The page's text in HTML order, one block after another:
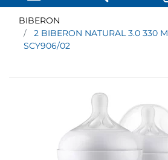
BIBERON
2 BIBERON NATURAL 3.0 330
SCY906/02